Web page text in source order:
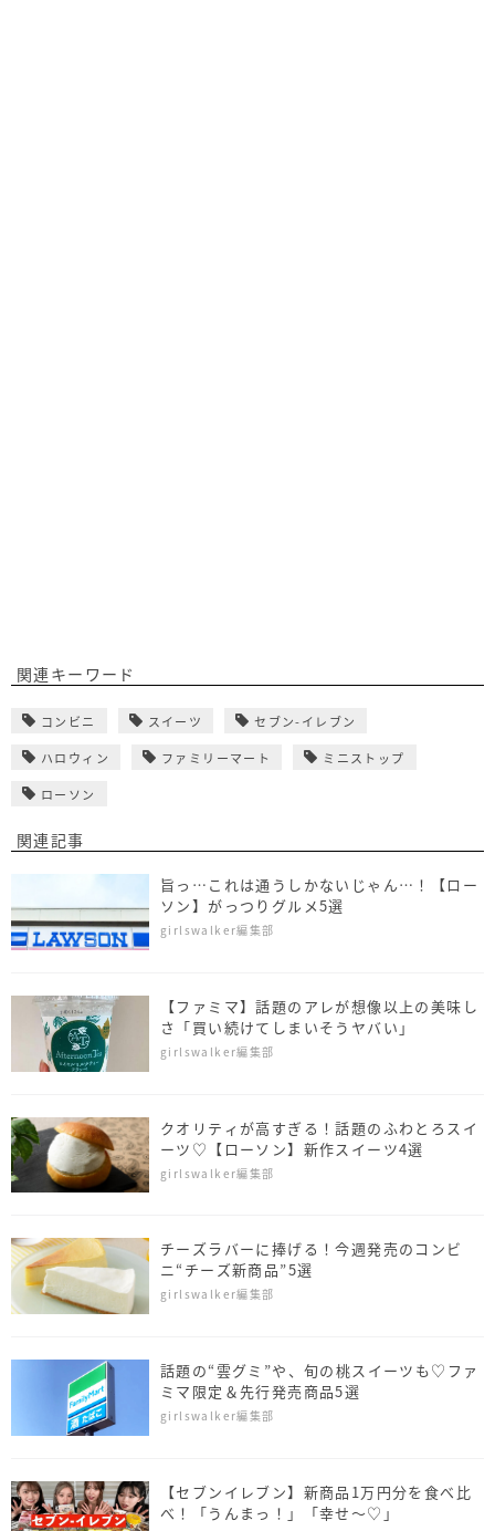
関連キーワード
コンビニ スイーツ セブン-イレブン
ハロウィン ファミリーマート ミニストップ
ローソン
関連記事
旨っ…これは通うしかないじゃん…！【ロー
ソン】がっつりグルメ5選
girlswalker編集部
【ファミマ】話題のアレが想像以上の美味し
さ「買い続けてしまいそうヤバい」
girlswalker編集部
クオリティが高すぎる！話題のふわとろスイ
ーツ♡【ローソン】新作スイーツ4選
girlswalker編集部
チーズラバーに捧げる！今週発売のコンビ
ニ“チーズ新商品”5選
girlswalker編集部
話題の“雲グミ”や、旬の桃スイーツも♡ファ
ミマ限定＆先行発売商品5選
girlswalker編集部
【セブンイレブン】新商品1万円分を食べ比
べ！「うんまっ！」「幸せ～♡」